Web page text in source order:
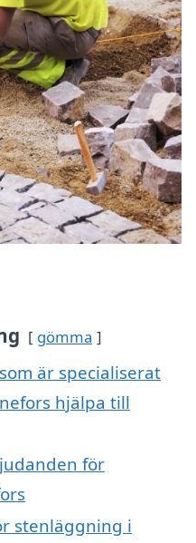
gömma
är specialiserat
hjälpa till
för
stenläggning i